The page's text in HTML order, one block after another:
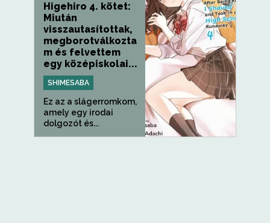
Higehiro 4. kötet:
Miután
visszautasítottak,
megborotválkozta
m és felvettem
egy középiskolai...
SHIMESABA
Ez az a slágerromkom,
amely egy irodai
dolgozót és...